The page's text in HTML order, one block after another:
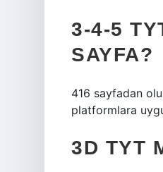
3-4-5
SAYFA?
416 sayfadan
platformlara
3D TYT